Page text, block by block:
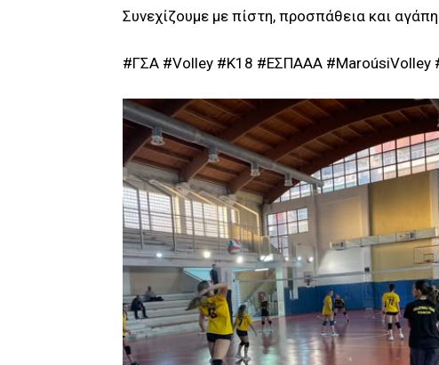
Συνεχίζουμε με πίστη, προσπάθεια και αγάπη
#ΓΣΑ #Volley #K18 #ΕΣΠΑΑΑ #MaroúsiVolley